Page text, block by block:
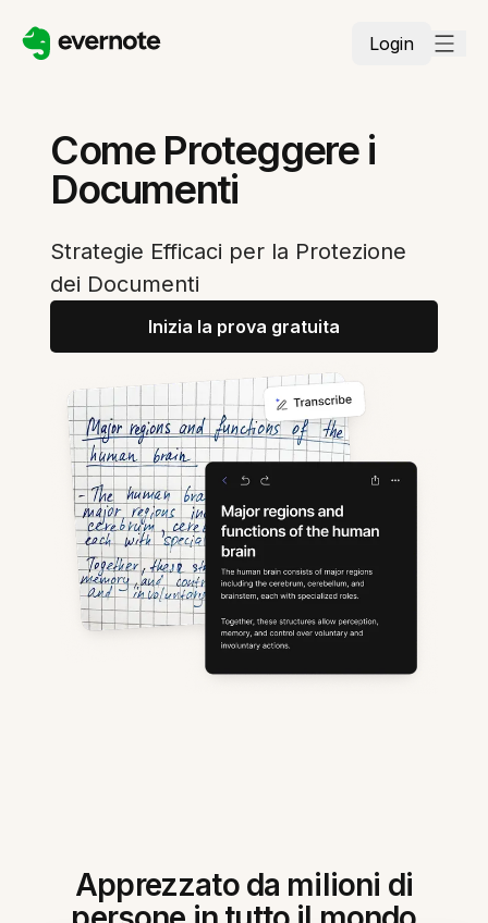
Login
Come Proteggere i
Documenti
Strategie Efficaci per la Protezione
dei Documenti
Inizia la prova gratuita
Apprezzato da milioni di